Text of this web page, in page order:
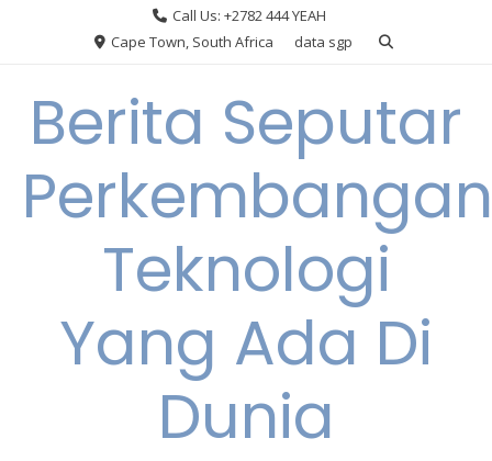
Call Us: +2782 444 YEAH
Cape Town, South Africa
data sgp
Berita Seputar
Perkembangan
Teknologi
Yang Ada Di
Dunia